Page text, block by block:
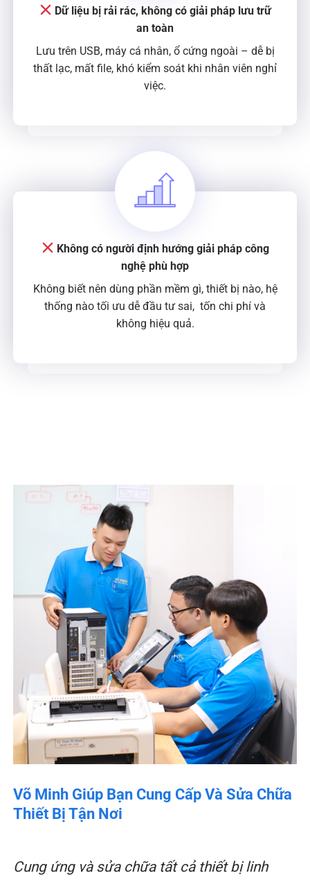
Dữ liệu bị rải rác, không có giải pháp lưu trữ
an toàn
Lưu trên USB, máy cá nhân, ổ cứng ngoài – dễ bị
thất lạc, mất file, khó kiểm soát khi nhân viên nghỉ
việc.
Không có người định hướng giải pháp công
nghệ phù hợp
Không biết nên dùng phần mềm gì, thiết bị nào, hệ
thống nào tối ưu dễ đầu tư sai, tốn chi phí và
không hiệu quả.
Võ Minh Giúp Bạn Cung Cấp Và Sửa Chữa
Thiết Bị Tận Nơi
Cung ứng và sửa chữa tất cả thiết bị linh